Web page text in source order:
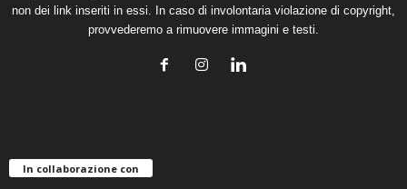
non dei link inseriti in essi. In caso di involontaria violazione di copyright,
provvederemo a rimuovere immagini e testi.
In collaborazione con